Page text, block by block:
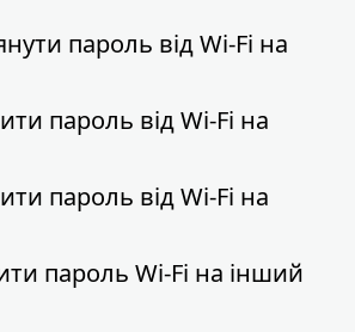
пароль від Wi-Fi на
пароль від Wi-Fi на
пароль від Wi-Fi на
пароль Wi-Fi на інший